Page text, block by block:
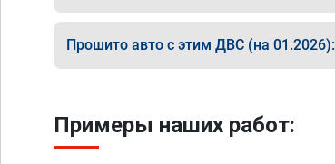
Прошито авто с этим ДВС (на 01.2026):
Примеры наших работ: